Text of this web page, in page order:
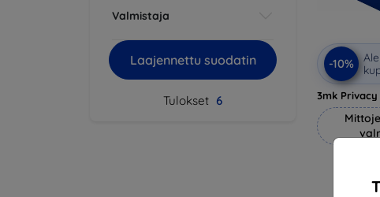
Valmistaja
Laajennettu suodatin
Tulokset 6
-10%
3mk